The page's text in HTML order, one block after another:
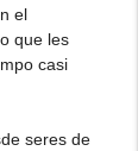
el
que les
casi
seres de